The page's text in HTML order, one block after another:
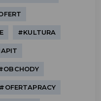
#KULTURA
#OFERTAPRACY